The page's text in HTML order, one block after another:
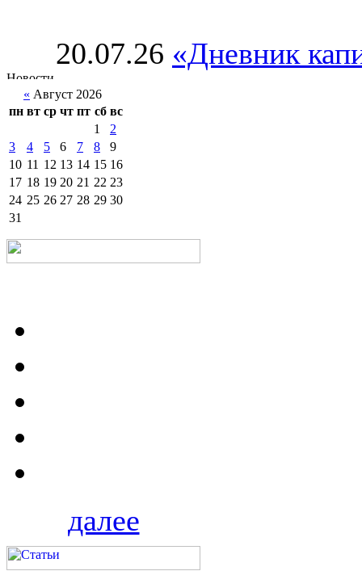
20.07.26 «Дневник
« Август 2026
пн вт ср чт пт сб вс
1
2
3
4 5 6 7 8
9
10 11 12 13 14 15 16
17 18 19 20 21 22 23
24 25 26 27 28 29 30
31
далее